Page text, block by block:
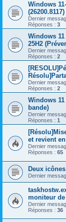
Windows
Dernier
Réponses : 3
Windows 11
25H2
Dernier
Réponses : 2
Dernier
Réponses : 2
Windows 11
bande)
Dernier
Réponses : 1
et revient
Dernier
Réponses : 65
Deux
Dernier
moniteur
Dernier
Réponses : 36